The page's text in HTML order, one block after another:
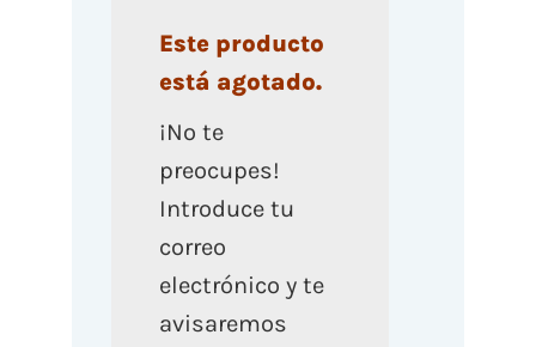
Este producto
está agotado.
¡No te
preocupes!
Introduce tu
correo
electrónico y te
avisaremos